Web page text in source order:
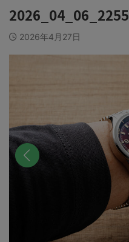
2026_04_06_2255
2026年4月27日